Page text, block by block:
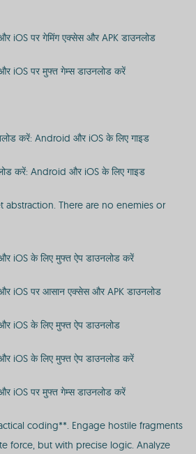
iOS पर गेमिंग एक्सेस और APK डाउनलोड
iOS पर मुफ्त गेम्स डाउनलोड करें
करें: Android और iOS के लिए गाइड
करें: Android और iOS के लिए गाइड
abstraction. There are no enemies or
iOS के लिए मुफ्त ऐप डाउनलोड करें
iOS पर आसान एक्सेस और APK डाउनलोड
iOS के लिए मुफ्त ऐप डाउनलोड
iOS के लिए मुफ्त ऐप डाउनलोड करें
iOS पर मुफ्त गेम्स डाउनलोड करें
coding**. Engage hostile fragments
force, but with precise logic. Analyze